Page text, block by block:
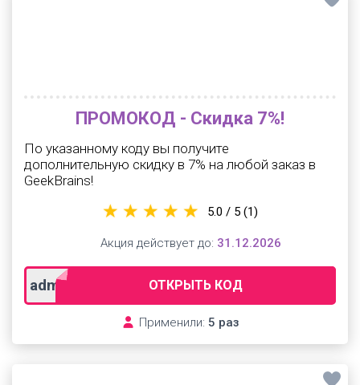
ПРОМОКОД - Скидка 7%!
По указанному коду вы получите
дополнительную скидку в 7% на любой заказ в
GeekBrains!
admitad ОТКРЫТЬ КОД
Применили: 5 раз
5.0 / 5 (1)
Акция действует до: 31.12.2026